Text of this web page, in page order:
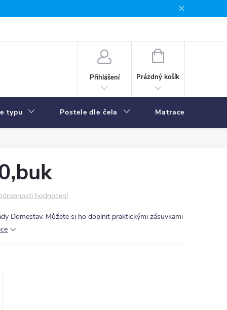
Přihlášení
NÁKUPNÍ
Prázdný košík
typu Postele dle čela Matrace
hodnocení
Domestav. Můžete si ho doplnit praktickými zásuvkami